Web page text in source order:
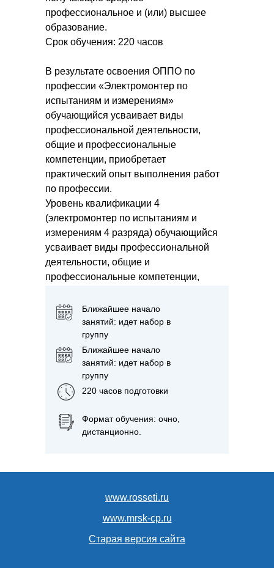
Ближайшее начало
занятий: идет набор в
группу
Ближайшее начало
занятий: идет набор в
группу
220 часов подготовки
Формат обучения: очно,
дистанционно.
профессиональное и (или) высшее
образование.
Срок обучения: 220 часов
В результате освоения ОППО по
профессии «Электромонтер по
испытаниям и измерениям»
обучающийся усваивает виды
профессиональной деятельности,
общие и профессиональные
компетенции, приобретает
практический опыт выполнения работ
по профессии.
Уровень квалификации 4
(электромонтер по испытаниям и
измерениям 4 разряда) обучающийся
усваивает виды профессиональной
деятельности, общие и
профессиональные компетенции,
выполнения работ по профессии.
www.rosseti.ru
www.mrsk-cp.ru
Старая версия сайта